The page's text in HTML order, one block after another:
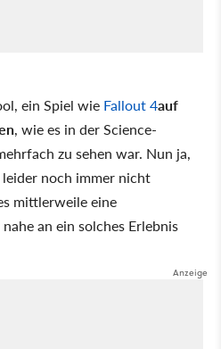
ein Spiel wie Fallout 4auf
, wie es in der Science-
zu sehen war. Nun ja,
noch immer nicht
mittlerweile eine
an ein solches Erlebnis